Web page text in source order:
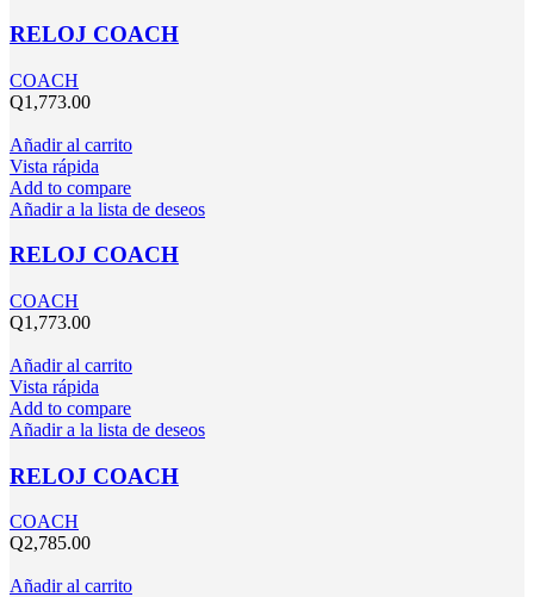
RELOJ COACH
COACH
Q1,773.00
Añadir al carrito
Vista rápida
Add to compare
Añadir a la lista de deseos
RELOJ COACH
COACH
Q1,773.00
Añadir al carrito
Vista rápida
Add to compare
Añadir a la lista de deseos
RELOJ COACH
COACH
Q2,785.00
Añadir al carrito